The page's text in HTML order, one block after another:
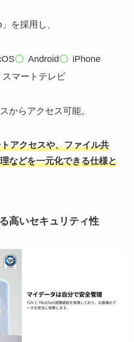
を採用し、
Android
iPhone
スマートテレビ
からアクセス可能。
アクセスや、ファイル共
などを一元化できる仕様と
高いセキュリティ性